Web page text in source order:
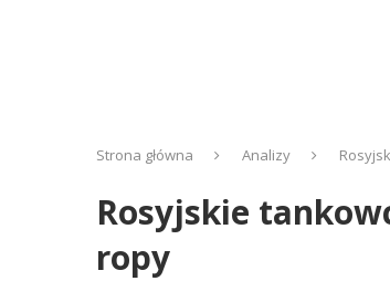
Strona główna Analizy
Rosyjskie
ropy